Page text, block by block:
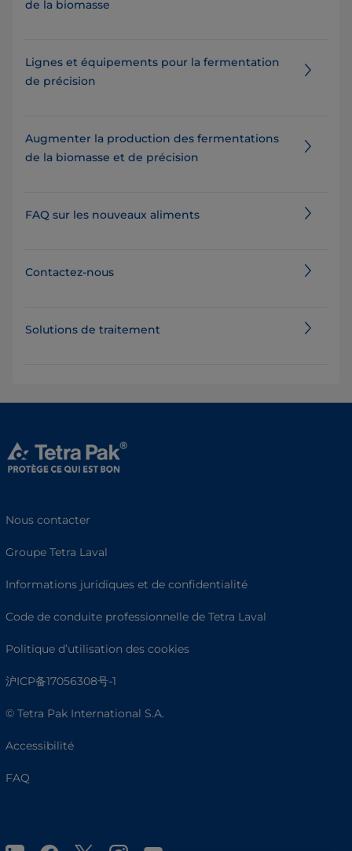
de la biomasse
Lignes et équipements pour la fermentation
de précision
Augmenter la production des fermentations
de la biomasse et de précision
FAQ sur les nouveaux aliments
Contactez-nous
Solutions de traitement
Nous contacter
Groupe Tetra Laval
Informations juridiques et de confidentialité
Code de conduite professionnelle de Tetra Laval
Politique d’utilisation des cookies
沪ICP备17056308号-1
© Tetra Pak International S.A.
Accessibilité
FAQ